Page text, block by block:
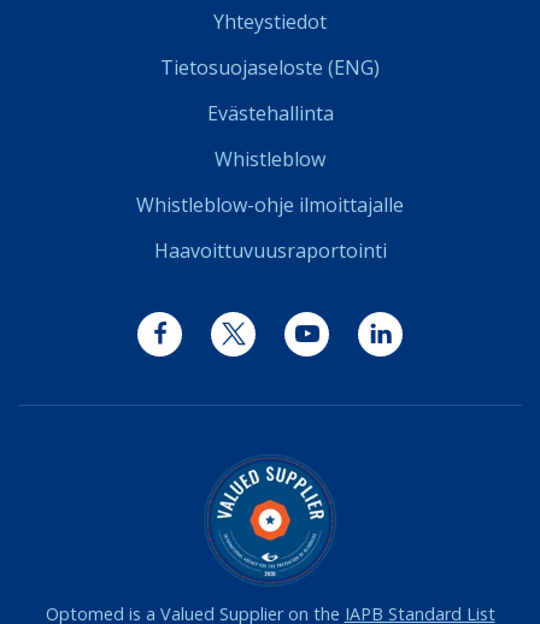
Yhteystiedot
Tietosuojaseloste (ENG)
Evästehallinta
Whistleblow
Whistleblow-ohje ilmoittajalle
Haavoittuvuusraportointi
FacebookTwitter YouTube LinkedIn
Optomed is a Valued Supplier on the IAPB Standard List